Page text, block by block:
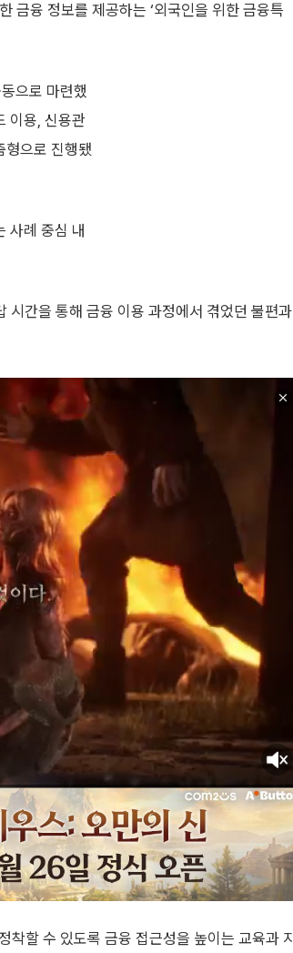
금융 정보를 제공하는 ‘외국인을 위한 금융특
으로 마련했
이용, 신용관
형으로 진행됐
사례 중심 내
시간을 통해 금융 이용 과정에서 겪었던 불편과
할 수 있도록 금융 접근성을 높이는 교육과 지